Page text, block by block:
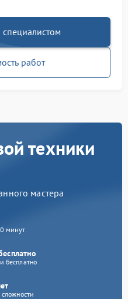
специалистом
работ
техники
мастера
минут
бесплатно